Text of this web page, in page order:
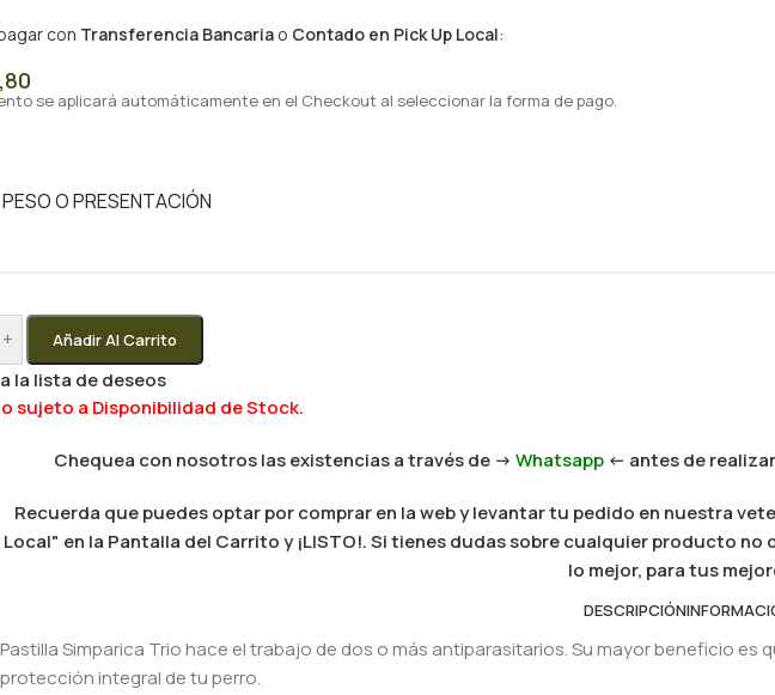
con Transferencia Bancaria o Contado en Pick Up Local:
se aplicará automáticamente en el Checkout al seleccionar la forma de pago.
O PRESENTACIÓN
+ Añadir Al Carrito
la lista de deseos
sujeto a Disponibilidad de Stock.
Chequea con nosotros las existencias a través de -> Whatsapp <- antes de
Recuerda que puedes optar por comprar en la web y levantar tu pedido en nuestra
Local" en la Pantalla del Carrito y ¡LISTO!. Si tienes dudas sobre cualquier producto
lo mejor, para tus
DESCRIPCIÓN
Pastilla Simparica Trio hace el trabajo de dos o más antiparasitarios. Su mayor beneficio
protección integral de tu perro.